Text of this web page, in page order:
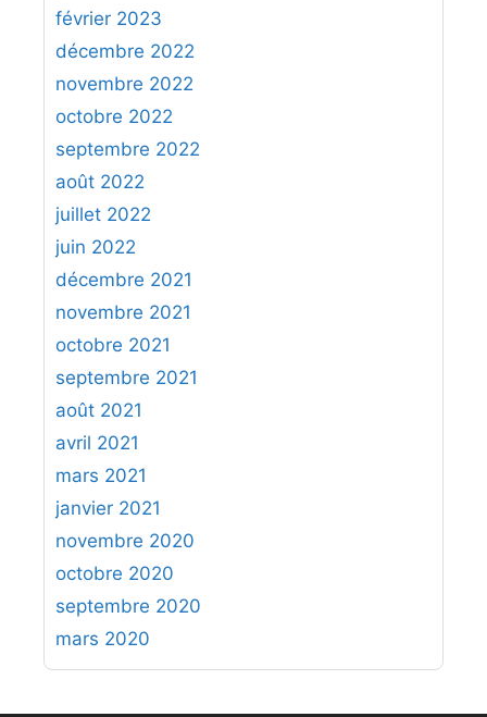
février 2023
décembre 2022
novembre 2022
octobre 2022
septembre 2022
août 2022
juillet 2022
juin 2022
décembre 2021
novembre 2021
octobre 2021
septembre 2021
août 2021
avril 2021
mars 2021
janvier 2021
novembre 2020
octobre 2020
septembre 2020
mars 2020